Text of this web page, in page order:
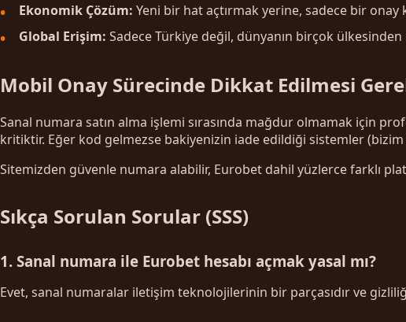
Ekonomik Çözüm: Yeni bir hat açtırmak yerine, sadece bir
Global Erişim: Sadece Türkiye değil, dünyanın birçok
Mobil Onay Sürecinde Dikkat Edilmesi
Sanal numara satın alma işlemi sırasında mağdur olmamak için
kritiktir. Eğer kod gelmezse bakiyenizin iade edildiği sistemler
Sitemizden güvenle numara alabilir, Eurobet dahil yüzlerce farklı
Sıkça Sorulan Sorular (SSS)
1. Sanal numara ile Eurobet hesabı açmak yasal mı?
Evet, sanal numaralar iletişim teknolojilerinin bir parçasıdır ve